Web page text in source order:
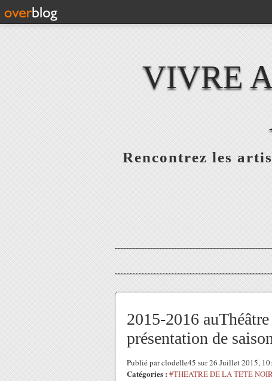
VIVRE
Rencontrez les
2015-2016
présentation de
Publié par clodelle45 sur 26 Juillet 2015,
Catégories : #THEATRE DE LA TETE